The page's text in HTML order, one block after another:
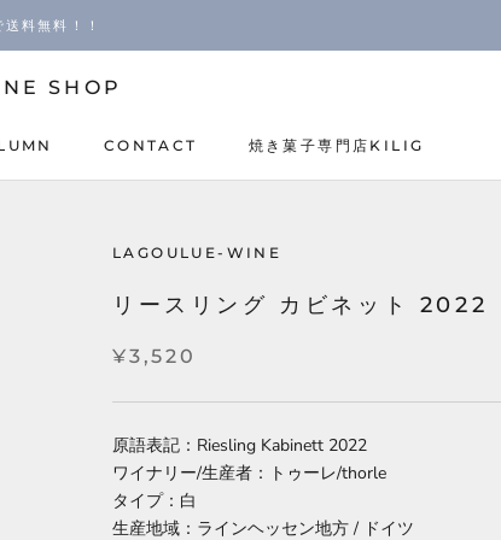
料無料！！
CONTACT
焼き菓子専門店KILIG
SHOP
LAGOULUE-WINE
リースリング カビネット 2022
¥3,520
原語表記：Riesling Kabinett 2022
ワイナリー/生産者：トゥーレ/thorle
タイプ：白
生産地域：ラインヘッセン地方 / ドイツ